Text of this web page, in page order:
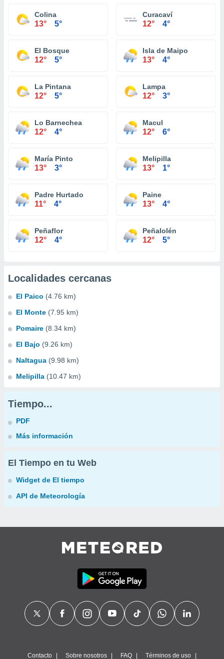
Colina
13° 5°
Curacaví
12° 4°
El Bosque
12° 5°
Isla de Maipo
13° 4°
La Pintana
12° 5°
Lampa
12° 3°
Lo Barnechea
12° 4°
Macul
12° 6°
María Pinto
13° 3°
Melipilla
13° 1°
Padre Hurtado
11° 4°
Paine
13° 4°
Peñaflor
12° 4°
Peñalolén
12° 5°
Localidades cercanas
El Paico (4.76 km)
El Monte (7.95 km)
Pomaire (8.34 km)
El Bajo (9.26 km)
Naltagua (9.98 km)
Melipilla (10.47 km)
Tiempo...
PDF
Más información
El Tiempo en tu Web
Widget de El tiempo
API de Meteorología
Contacto Sobre nosotros FAQ Términos de uso